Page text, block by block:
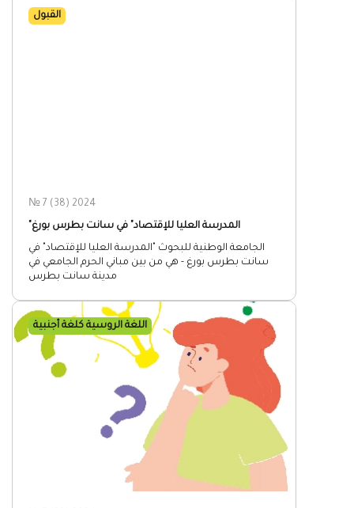
القبول
№ 7 (38) 2024
"المدرسة العليا للإقتصاد" في سانت بطرس بورغ
الجامعة الوطنية للبحوث "المدرسة العليا للإقتصاد" في
سانت بطرس بورغ - هي من بين مباني الحرم الجامعي في
مدينة سانت بطرس
اللغة الروسية كلغة أجنبية